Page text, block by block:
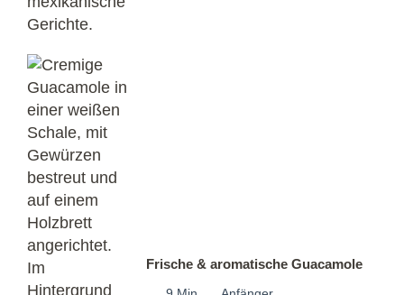
Frische & aromatische Guacamole